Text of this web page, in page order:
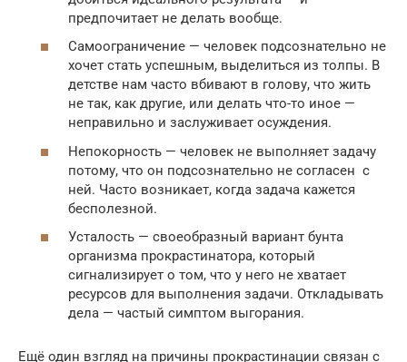
предпочитает не делать вообще.
Самоограничение — человек подсознательно не
хочет стать успешным, выделиться из толпы. В
детстве нам часто вбивают в голову, что жить
не так, как другие, или делать что-то иное —
неправильно и заслуживает осуждения.
Непокорность — человек не выполняет задачу
потому, что он подсознательно не согласен с
ней. Часто возникает, когда задача кажется
бесполезной.
Усталость — своеобразный вариант бунта
организма прокрастинатора, который
сигнализирует о том, что у него не хватает
ресурсов для выполнения задачи. Откладывать
дела — частый симптом выгорания.
Ещё один взгляд на причины прокрастинации связан с